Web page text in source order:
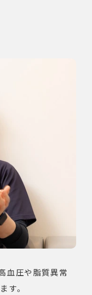
血圧や脂質異常
す。